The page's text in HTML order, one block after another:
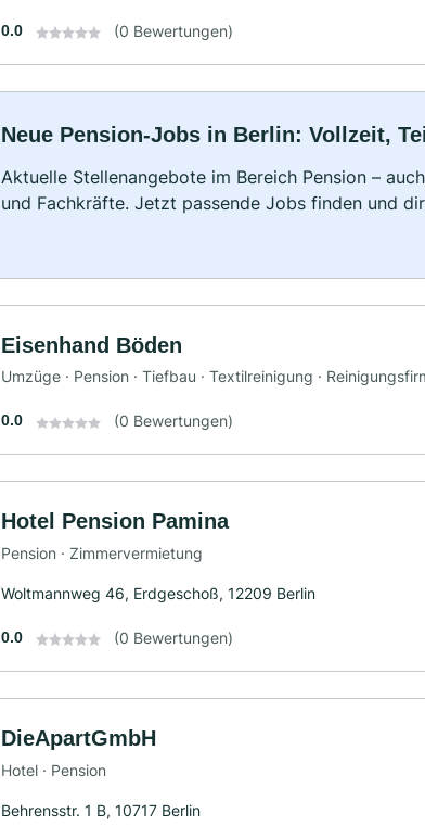
0.0 (0 Bewertungen)
Neue Pension-Jobs in Berlin: Vollzeit,
Aktuelle Stellenangebote im Bereich Pension –
und Fachkräfte. Jetzt passende Jobs finden und
Eisenhand Böden
Umzüge · Pension · Tiefbau · Textilreinigung ·
0.0 (0 Bewertungen)
Hotel Pension Pamina
Pension · Zimmervermietung
Woltmannweg 46, Erdgeschoß, 12209 Berlin
0.0 (0 Bewertungen)
DieApartGmbH
Hotel · Pension
Behrensstr. 1 B, 10717 Berlin